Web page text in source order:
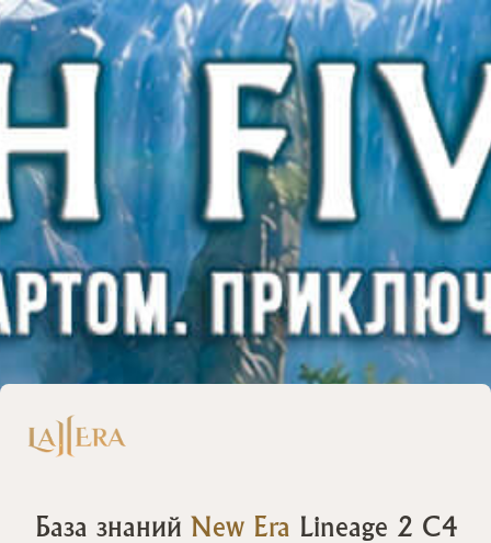
База знаний New Era Lineage 2 C4